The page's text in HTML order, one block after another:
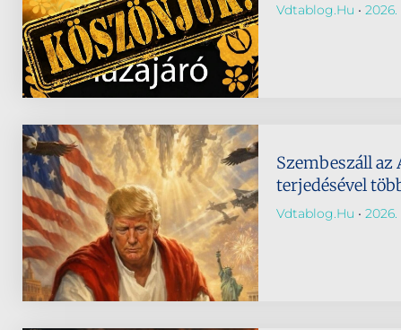
Vdtablog.hu
Szembeszáll az
terjedésével
Vdtablog.hu